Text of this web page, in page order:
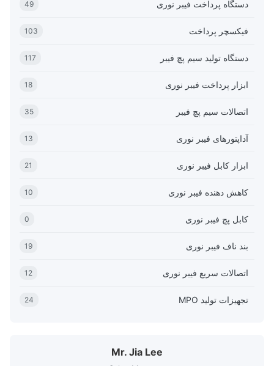
دستگاه پرداخت فیبر نوری
فیکسچر پرداخت
دستگاه تولید سیم پچ فیبر
ابزار پرداخت فیبر نوری
اتصالات سیم پچ فیبر
آداپتورهای فیبر نوری
ابزار کابل فیبر نوری
کاهش دهنده فیبر نوری
کابل پچ فیبر نوری
بند ناف فیبر نوری
اتصالات سریع فیبر نوری
تجهیزات تولید MPO
Mr. Jia Lee